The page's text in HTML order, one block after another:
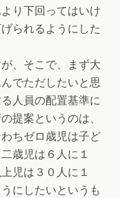
り下回ってはいけ
られるようにした
、そこで、まず大
でただしたいと思
人員の配置基準に
提案というのは、
ちゼロ歳児は子ど
歳児は６人に１
児は３０人に１
にしたいというも